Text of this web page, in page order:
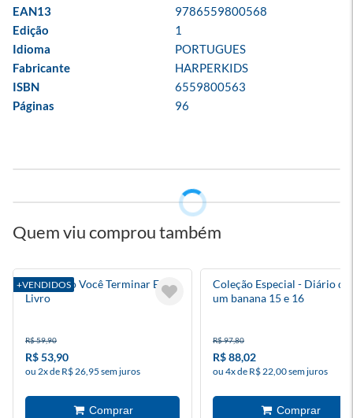
EAN13
9786559800568
Edição
1
Idioma
PORTUGUES
Fabricante
HARPERKIDS
ISBN
6559800563
Páginas
96
Quem viu comprou também
+VENDIDOS
Eu Duvido Você Terminar Este
Livro
R$ 59,90
R$ 53,90
ou 2x de R$ 26,95 sem juros
Coleção Especial - Diário de
um banana 15 e 16
R$ 97,80
R$ 88,02
ou 4x de R$ 22,00 sem juros